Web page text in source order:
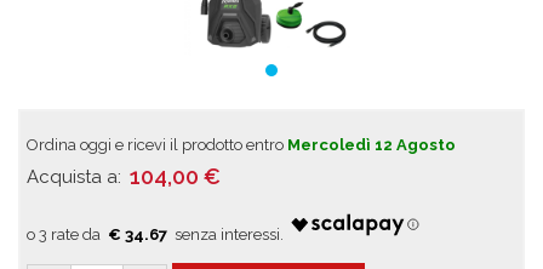
Ordina oggi e ricevi il prodotto entro Mercoledì 12 Agosto
Acquista a: 104,00 €
€ 34.67